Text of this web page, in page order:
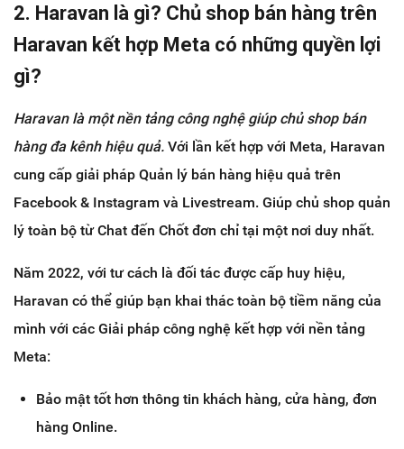
2. Haravan là gì? Chủ shop bán hàng trên
Haravan kết hợp Meta có những quyền lợi
gì?
Haravan là một nền tảng công nghệ giúp chủ shop bán
hàng đa kênh hiệu quả. Với lần kết hợp với Meta, Haravan
cung cấp giải pháp Quản lý bán hàng hiệu quả trên
Facebook & Instagram và Livestream. Giúp chủ shop quản
lý toàn bộ từ Chat đến Chốt đơn chỉ tại một nơi duy nhất.
Năm 2022, với tư cách là đối tác được cấp huy hiệu,
Haravan có thể giúp bạn khai thác toàn bộ tiềm năng của
mình với các Giải pháp công nghệ kết hợp với nền tảng
Meta:
Bảo mật tốt hơn thông tin khách hàng, cửa hàng, đơn
hàng Online.